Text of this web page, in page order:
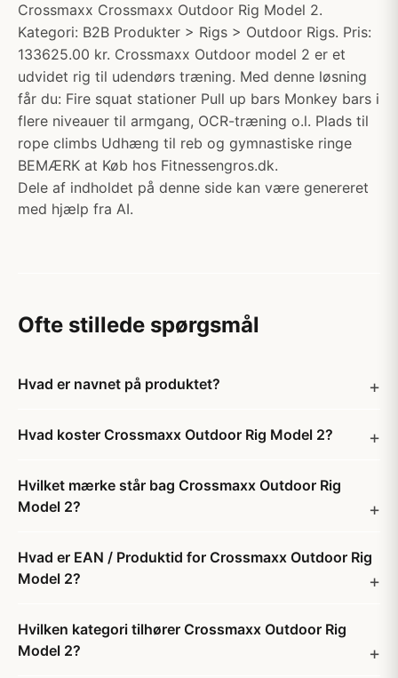
Crossmaxx Crossmaxx Outdoor Rig Model 2.
Kategori: B2B Produkter > Rigs > Outdoor Rigs. Pris:
133625.00 kr. Crossmaxx Outdoor model 2 er et
udvidet rig til udendørs træning. Med denne løsning
får du: Fire squat stationer Pull up bars Monkey bars i
flere niveauer til armgang, OCR-træning o.l. Plads til
rope climbs Udhæng til reb og gymnastiske ringe
BEMÆRK at Køb hos Fitnessengros.dk.
Dele af indholdet på denne side kan være genereret
med hjælp fra AI.
Ofte stillede spørgsmål
Hvad er navnet på produktet?
Hvad koster Crossmaxx Outdoor Rig Model 2?
Hvilket mærke står bag Crossmaxx Outdoor Rig
Model 2?
Hvad er EAN / Produktid for Crossmaxx Outdoor Rig
Model 2?
Hvilken kategori tilhører Crossmaxx Outdoor Rig
Model 2?